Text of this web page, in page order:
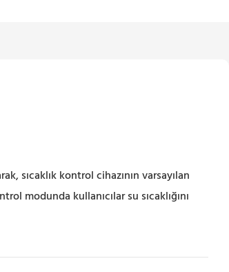
sıcaklık kontrol cihazının varsayılan
modunda kullanıcılar su sıcaklığını